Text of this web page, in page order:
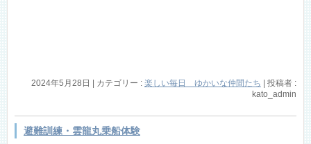
2024年5月28日 カテゴリー : 楽しい毎日 ゆかいな仲間たち
投稿者 :
kato_admin
避難訓練・雲龍丸乗船体験